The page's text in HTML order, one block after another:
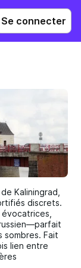
Se connecter
Kaliningrad,
discrets.
sombres. Fait
lien entre